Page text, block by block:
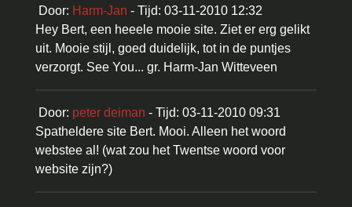
Door: Harm-Jan - Tijd: 03-11-2010 12:32
Hey Bert, een heeele mooie site. Ziet er erg gelikt
uit. Mooie stijl, goed duidelijk, tot in de puntjes
verzorgt. See You... gr. Harm-Jan Witteveen
Door: peter deiman - Tijd: 03-11-2010 09:31
Spatheldere site Bert. Mooi. Alleen het woord
webstee al! (wat zou het Twentse woord voor
website zijn?)